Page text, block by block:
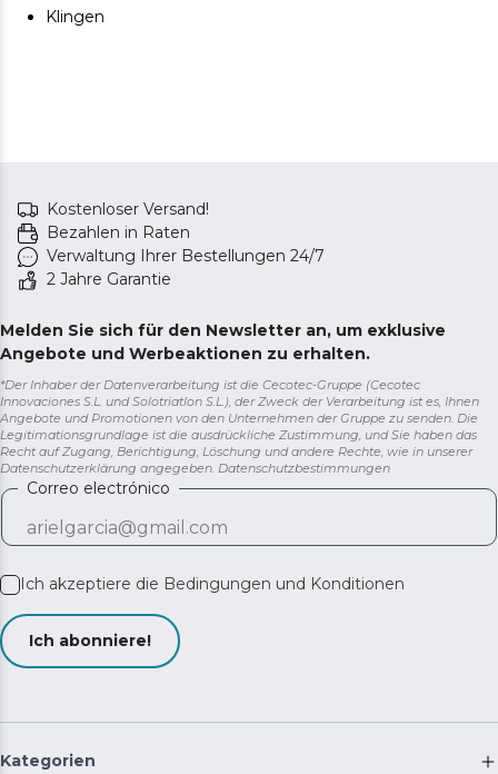
Klingen
Kostenloser Versand!
Bezahlen in Raten
Verwaltung Ihrer Bestellungen 24/7
2 Jahre Garantie
Melden Sie sich für den Newsletter an, um exklusive
Angebote und Werbeaktionen zu erhalten.
*Der Inhaber der Datenverarbeitung ist die Cecotec-Gruppe (Cecotec
Innovaciones S.L. und Solotriatlon S.L.), der Zweck der Verarbeitung ist es, Ihnen
Angebote und Promotionen von den Unternehmen der Gruppe zu senden. Die
Legitimationsgrundlage ist die ausdrückliche Zustimmung, und Sie haben das
Recht auf Zugang, Berichtigung, Löschung und andere Rechte, wie in unserer
Datenschutzerklärung angegeben. Datenschutzbestimmungen
Correo electrónico
Ich akzeptiere die Bedingungen und Konditionen
Ich abonniere!
Kategorien